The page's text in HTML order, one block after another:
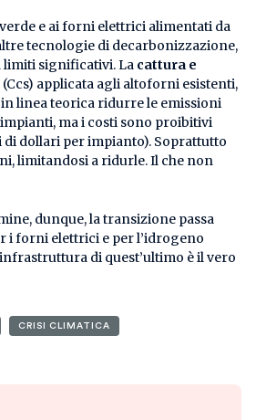
e ai forni elettrici alimentati da
tecnologie di decarbonizzazione,
limiti significativi. La cattura e
(Ccs) applicata agli altoforni esistenti,
linea teorica ridurre le emissioni
ma i costi sono proibitivi
dollari per impianto). Soprattutto
limitandosi a ridurle. Il che non
dunque, la transizione passa
i forni elettrici e per l’idrogeno
di quest’ultimo è il vero
CRISI CLIMATICA